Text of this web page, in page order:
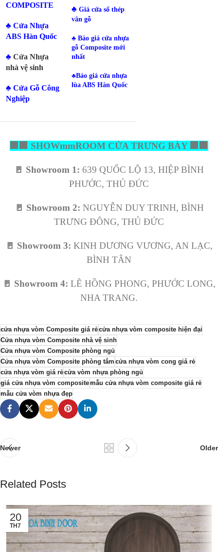
COMPOSITE
♣ Cửa Nhựa
ABS Hàn Quốc
♣ Cửa Nhựa
nhà vệ sinh
♣ Cửa Gỗ Công
Nghiệp
♣ Giá cửa sổ thép
vân gỗ
♣ Báo giá cửa nhựa
gỗ Composite mới
nhất
♣Báo giá cửa nhựa
lùa ABS Hàn Quốc
🏢 🏢 SHOWmmROOM CỬA TRƯNG BÀY 🏢 🏢
🚪 Showroom 1: 639 QUỐC LỘ 13, HIỆP BÌNH
PHƯỚC, THỦ ĐỨC
🚪 Showroom 2: NGUYỄN DUY TRINH, BÌNH
TRƯNG ĐÔNG, THỦ ĐỨC
🚪 Showroom 3: KINH DƯƠNG VƯƠNG, AN LẠC,
BÌNH TÂN
🚪 Showroom 4: LÊ HỒNG PHONG, PHƯỚC LONG,
NHA TRANG.
cửa nhựa vòm Composite giá rẻcửa nhựa vòm composite hiện đại
Cửa nhựa vòm Composite nhà vệ sinh
Cửa nhựa vòm Composite phòng ngủ
Cửa nhựa vòm Composite phòng tắm cửa nhựa vòm cong giá rẻ
cửa nhựa vòm giá rẻcửa vòm nhựa phòng ngủ
giá cửa nhựa vòm compositemẫu cửa nhựa vòm composite giá rẻ
mẫu cửa vòm nhựa đẹp
Newer Older
Related Posts
20
TH7